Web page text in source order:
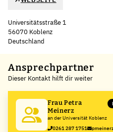
Universitätsstraße 1
56070 Koblenz
Deutschland
+
−
Ansprechpartner
Dieser Kontakt hilft dir weiter
Frau Petra
Meinerz
an der Universität Koblenz
0261 287 1751